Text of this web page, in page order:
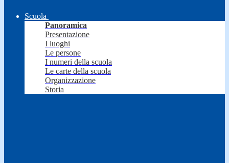
Scuola
Panoramica
Presentazione
I luoghi
Le persone
I numeri della scuola
Le carte della scuola
Organizzazione
Storia